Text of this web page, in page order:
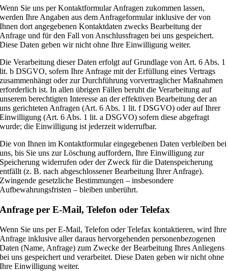
Wenn Sie uns per Kontaktformular Anfragen zukommen lassen,
werden Ihre Angaben aus dem Anfrageformular inklusive der von
Ihnen dort angegebenen Kontaktdaten zwecks Bearbeitung der
Anfrage und für den Fall von Anschlussfragen bei uns gespeichert.
Diese Daten geben wir nicht ohne Ihre Einwilligung weiter.
Die Verarbeitung dieser Daten erfolgt auf Grundlage von Art. 6 Abs. 1
lit. b DSGVO, sofern Ihre Anfrage mit der Erfüllung eines Vertrags
zusammenhängt oder zur Durchführung vorvertraglicher Maßnahmen
erforderlich ist. In allen übrigen Fällen beruht die Verarbeitung auf
unserem berechtigten Interesse an der effektiven Bearbeitung der an
uns gerichteten Anfragen (Art. 6 Abs. 1 lit. f DSGVO) oder auf Ihrer
Einwilligung (Art. 6 Abs. 1 lit. a DSGVO) sofern diese abgefragt
wurde; die Einwilligung ist jederzeit widerrufbar.
Die von Ihnen im Kontaktformular eingegebenen Daten verbleiben bei
uns, bis Sie uns zur Löschung auffordern, Ihre Einwilligung zur
Speicherung widerrufen oder der Zweck für die Datenspeicherung
entfällt (z. B. nach abgeschlossener Bearbeitung Ihrer Anfrage).
Zwingende gesetzliche Bestimmungen – insbesondere
Aufbewahrungsfristen – bleiben unberührt.
Anfrage per E-Mail, Telefon oder Telefax
Wenn Sie uns per E-Mail, Telefon oder Telefax kontaktieren, wird Ihre
Anfrage inklusive aller daraus hervorgehenden personenbezogenen
Daten (Name, Anfrage) zum Zwecke der Bearbeitung Ihres Anliegens
bei uns gespeichert und verarbeitet. Diese Daten geben wir nicht ohne
Ihre Einwilligung weiter.